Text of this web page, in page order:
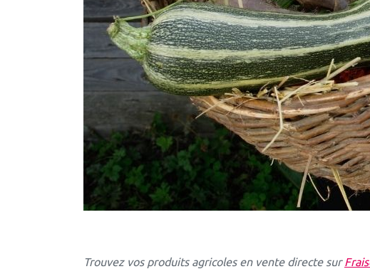
Trouvez vos produits agricoles en vente directe sur